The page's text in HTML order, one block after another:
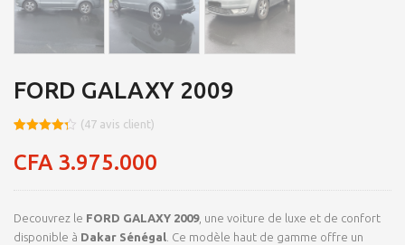
FORD GALAXY 2009
sur 5
basé
notations
(47 avis client)
CFA3.975.000
Decouvrez le FORD GALAXY 2009, une voiture de luxe et de confort
disponible à Dakar Sénégal . Ce modèle haut de gamme offre un